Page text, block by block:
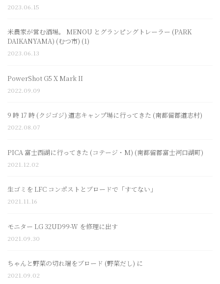
2023.06.15
米農家が営む酒場。 MENOU とグランピングトレーラー (PARK
DAIKANYAMA) (むつ市) (1)
2023.06.13
PowerShot G5 X Mark II
2022.09.09
9 時 17 時 (クジゴジ) 道志キャンプ場に行ってきた (南都留郡道志村)
2022.08.07
PICA 富士西湖に行ってきた (コテージ・M) (南都留郡富士河口湖町)
2021.12.02
生ゴミを LFC コンポストとブロードで「すてない」
2021.11.16
モニター LG 32UD99-W を修理に出す
2021.09.30
ちゃんと野菜の切れ端をブロード (野菜だし) に
2021.09.02